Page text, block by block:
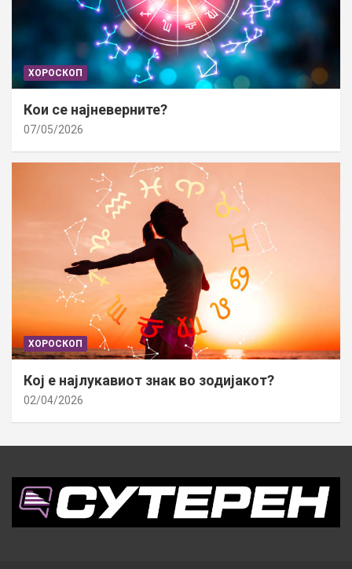
ХОРОСКОП
Кои се најневерните?
07/05/2026
ХОРОСКОП
Кој е најлукавиот знак во зодијакот?
02/04/2026